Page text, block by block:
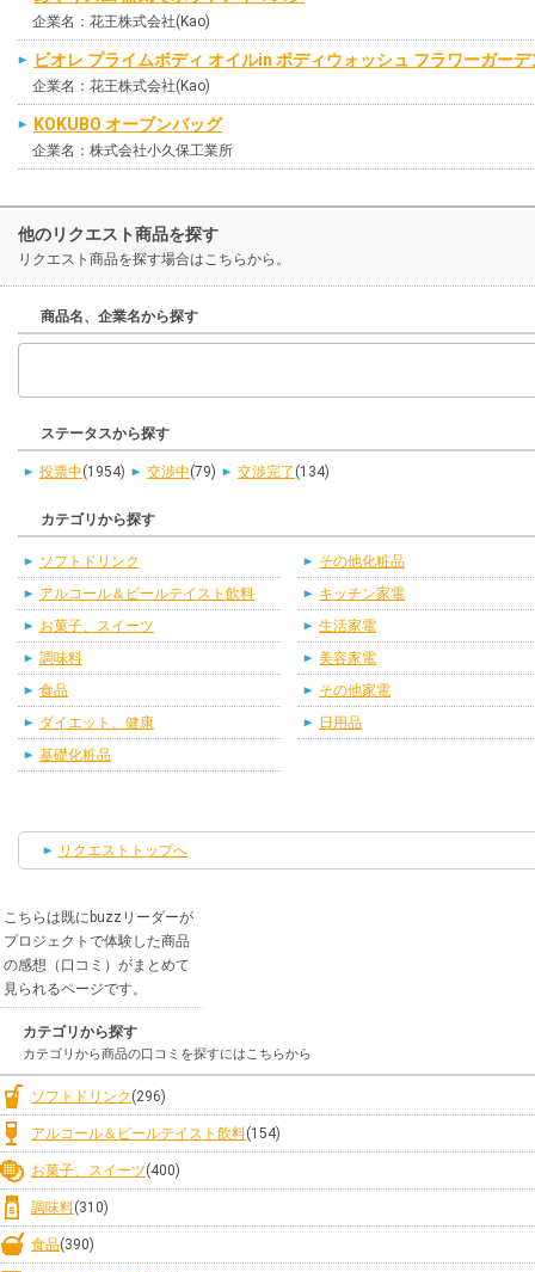
企業名：花王株式会社(Kao)
ビオレ プライムボディ オイルin ボディウォッシュ フラワーガー
企業名：花王株式会社(Kao)
KOKUBO オーブンバッグ
企業名：株式会社小久保工業所
他のリクエスト商品を探す
リクエスト商品を探す場合はこちらから。
商品名、企業名から探す
ステータスから探す
投票中(1954) 交渉中(79) 交渉完了 (134)
カテゴリから探す
ソフトドリンク
アルコール＆ビールテイスト飲料
お菓子、スイーツ
調味料
食品
ダイエット、健康
基礎化粧品
その他化粧品
キッチン家電
生活家電
美容家電
その他家電
日用品
リクエストトップへ
こちらは既にbuzzリーダーが
プロジェクトで体験した商品
の感想（口コミ）がまとめて
見られるページです。
カテゴリから探す
カテゴリから商品の口コミを探すにはこちらから
ソフトドリンク (296)
アルコール＆ビールテイスト飲料(154)
お菓子、スイーツ(400)
調味料(310)
食品(390)